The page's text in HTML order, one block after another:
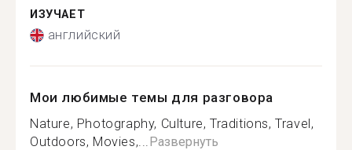
ИЗУЧАЕТ
английский
Мои любимые темы для разговора
Nature, Photography, Culture, Traditions, Travel,
Outdoors, Movies,...Развернуть